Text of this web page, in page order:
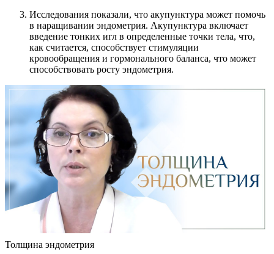
Исследования показали, что акупунктура может помочь
в наращивании эндометрия. Акупунктура включает
введение тонких игл в определенные точки тела, что,
как считается, способствует стимуляции
кровообращения и гормонального баланса, что может
способствовать росту эндометрия.
Толщина эндометрия